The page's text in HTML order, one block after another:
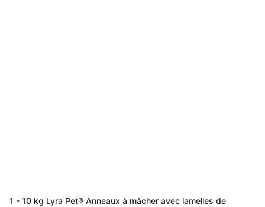
1 - 10 kg Lyra Pet® Anneaux à mâcher avec lamelles de